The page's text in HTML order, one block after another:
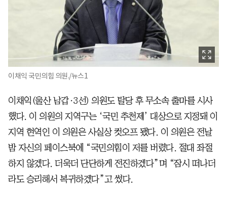
이채익 국민의힘 의원./뉴스1
이채익(울산 남갑·3선) 의원도 탈당 후 무소속 출마를 시사
했다. 이 의원의 지역구는 ‘국민 추천제’ 대상으로 지정돼 이
지역 현역인 이 의원은 사실상 컷오프 됐다. 이 의원은 전날
밤 자신의 페이스북에 “국민의힘이 저를 버렸다. 절대 좌절
하지 않겠다. 더욱더 단단하게 전진하겠다”며 “잠시 떠나더
라도 승리해서 복귀하겠다”고 썼다.